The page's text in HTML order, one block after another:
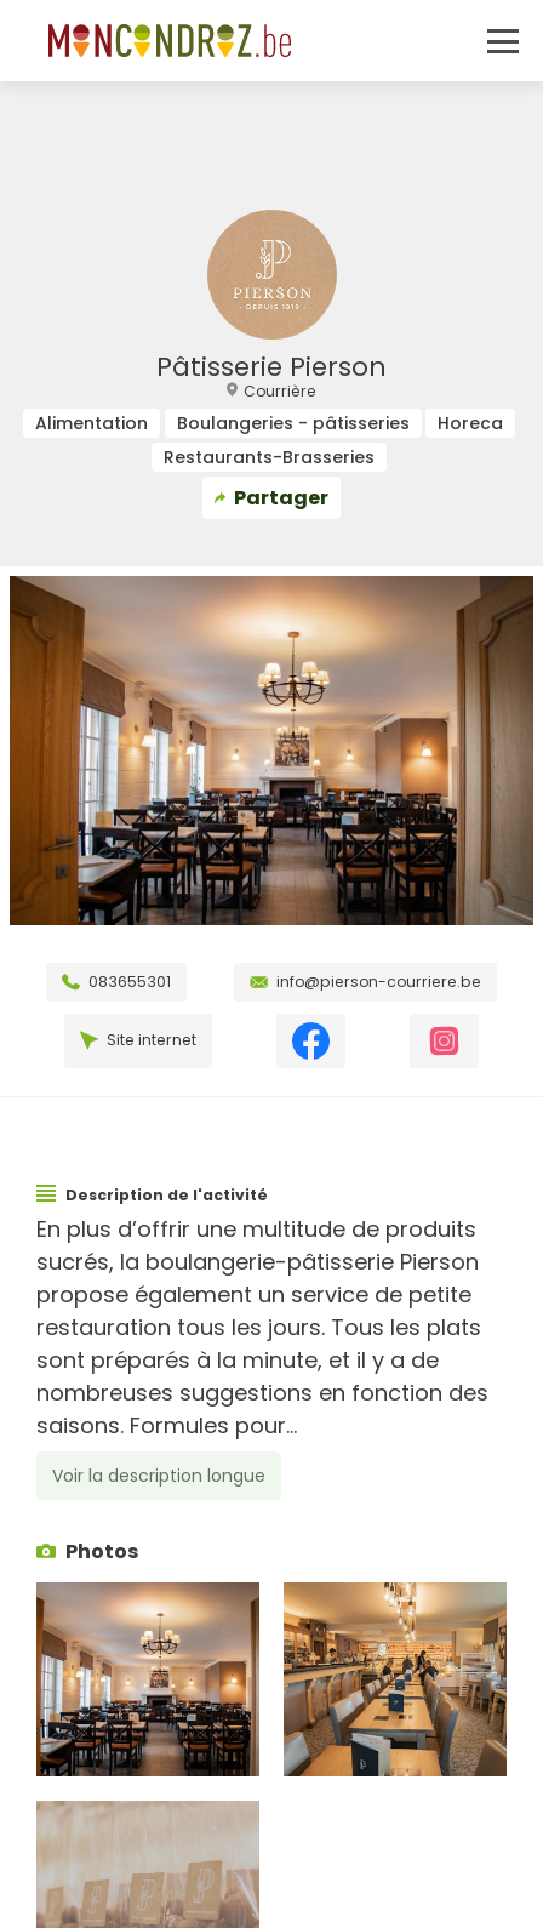
Pâtisserie Pierson
Courrière
Alimentation Boulangeries - pâtisseries
Horeca
Restaurants-Brasseries
Partager
083655301 info@pierson-courriere.be
Site internet
Description de l'activité
En plus d’offrir une multitude de produits
sucrés, la boulangerie-pâtisserie Pierson
propose également un service de petite
restauration tous les jours. Tous les plats
sont préparés à la minute, et il y a de
nombreuses suggestions en fonction des
saisons. Formules pour...
Voir la description longue
Photos